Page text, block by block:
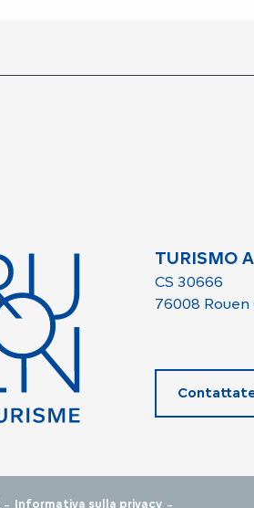
TURISMO
CS 30666
76008 Rouen
Informativa sulla privacy